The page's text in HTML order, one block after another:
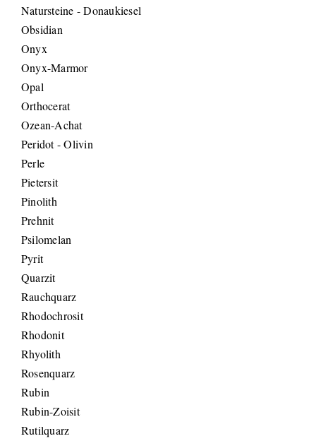
Natursteine - Donaukiesel
Obsidian
Onyx
Onyx-Marmor
Opal
Orthocerat
Ozean-Achat
Peridot - Olivin
Perle
Pietersit
Pinolith
Prehnit
Psilomelan
Pyrit
Quarzit
Rauchquarz
Rhodochrosit
Rhodonit
Rhyolith
Rosenquarz
Rubin
Rubin-Zoisit
Rutilquarz